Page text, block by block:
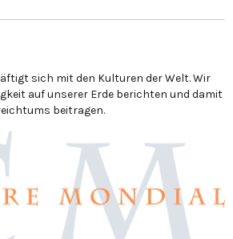
sich mit den Kulturen der Welt. Wir
auf unserer Erde berichten und damit
beitragen.